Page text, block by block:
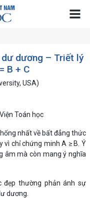
dương – Triết lý
B + C
USA)
Toán học
nhất về bất đẳng thức
vì chỉ chứng minh A ≥ B. Ý
âm mà còn mang ý nghĩa
đẹp thường phản ánh sự
dương.